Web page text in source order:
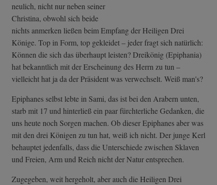
neulich, nicht nur neben seiner
Christina, obwohl sich beide
nichts anmerken ließen beim Empfang der Heiligen Drei
Könige. Top in Form, top gekleidet – jeder fragt sich natürlich:
Können die sich das überhaupt leisten? Dreikönig (Epiphania)
hat bekanntlich mit der Erscheinung des Herrn zu tun –
vielleicht hat ja da der Präsident was verwechselt. Weiß man's?
Epiphanes selbst lebte in Sami, das ist bei den Arabern unten,
starb mit 17 und hinterließ ein paar fürchterliche Gedanken, die
uns heute noch Sorgen machen. Ob dieser Epiphanes aber was
mit den drei Königen zu tun hat, weiß ich nicht. Der junge Kerl
behauptet jedenfalls, dass die Unterschiede zwischen Sklaven
und Freien, Arm und Reich nicht der Natur entsprechen.
Zugegeben, weit hergeholt, aber auch die Heiligen Drei